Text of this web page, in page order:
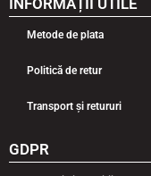
Metode de plata
Politică de retur
Transport și retururi
GDPR